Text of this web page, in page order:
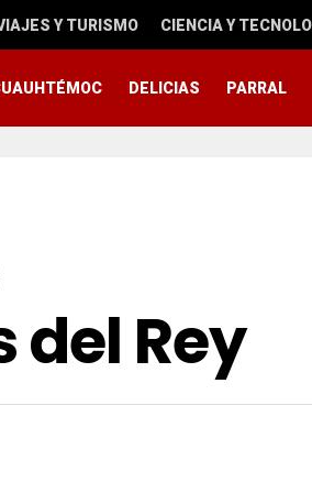
Y TURISMO CIENCIA Y
DELICIAS PARRAL
Rey